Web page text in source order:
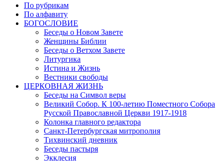
По рубрикам
По алфавиту
БОГОСЛОВИЕ
Беседы о Новом Завете
Женщины Библии
Беседы о Ветхом Завете
Литургика
Истина и Жизнь
Вестники свободы
ЦЕРКОВНАЯ ЖИЗНЬ
Беседы на Символ веры
Великий Собор. К 100-летию Поместного Собора
Русской Православной Церкви 1917-1918
Колонка главного редактора
Санкт-Петербургская митрополия
Тихвинский дневник
Беседы пастыря
Экклесия